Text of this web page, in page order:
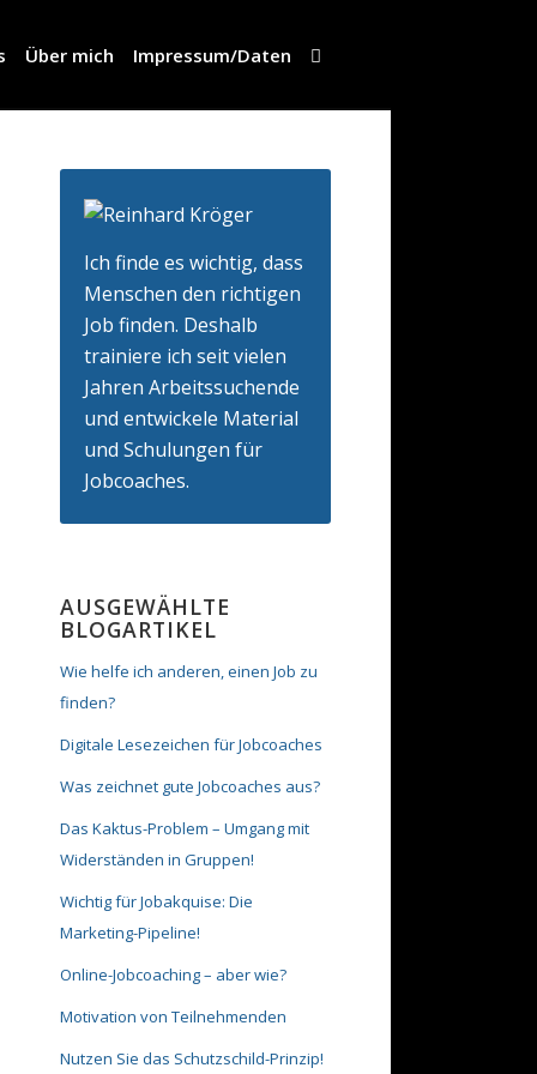
Über mich Impressum/Daten
Ich finde es wichtig, dass
Menschen den richtigen
Job finden. Deshalb
trainiere ich seit vielen
Jahren Arbeitssuchende
und entwickele Material
und Schulungen für
Jobcoaches.
AUSGEWÄHLTE
BLOGARTIKEL
Wie helfe ich anderen, einen Job zu
finden?
Digitale Lesezeichen für Jobcoaches
Was zeichnet gute Jobcoaches aus?
Das Kaktus-Problem – Umgang mit
Widerständen in Gruppen!
Wichtig für Jobakquise: Die
Marketing-Pipeline!
Online-Jobcoaching – aber wie?
Motivation von Teilnehmenden
Nutzen Sie das Schutzschild-Prinzip!